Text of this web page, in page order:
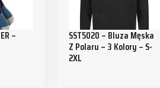
– SST5020 – Bluza Męska
Z Polaru – 3 Kolory – S-
2XL